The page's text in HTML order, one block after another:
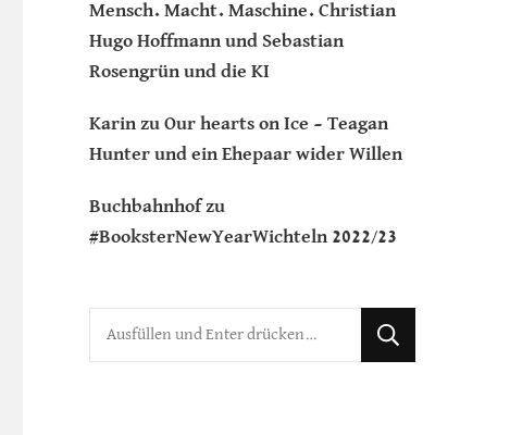
Mensch. Macht. Maschine. Christian
Hugo Hoffmann und Sebastian
Rosengrün und die KI
Karin zu Our hearts on Ice – Teagan
Hunter und ein Ehepaar wider Willen
Buchbahnhofzu
#BooksterNewYearWichteln 2022/23
Suchst
du